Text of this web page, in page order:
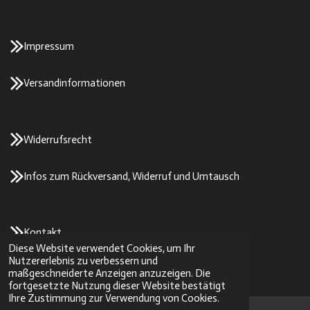
Diese Website verwendet Cookies, um Ihr
Nutzererlebnis zu verbessern und
maßgeschneiderte Anzeigen anzuzeigen. Die
fortgesetzte Nutzung dieser Website bestätigt
Ihre Zustimmung zur Verwendung von Cookies.
Impressum
Versandinformationen
Widerrufsrecht
Infos zum Rückversand, Widerruf und Umtausch
Kontakt
© 2023 - 2026 2stroke-parts/SK-Tuning
Mit Unterstützung von Webador